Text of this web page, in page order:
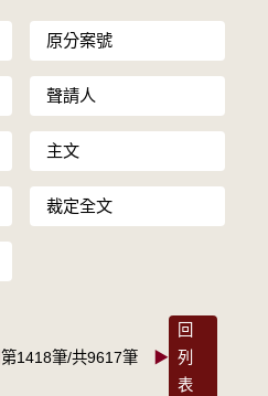
原分案號
聲請人
主文
裁定全文
第1418筆/共9617筆 ▶
回
列
表